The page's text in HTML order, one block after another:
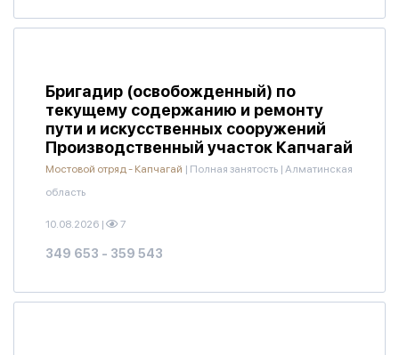
Бригадир (освобожденный) по
текущему содержанию и ремонту
пути и искусственных сооружений
Производственный участок Капчагай
Мостовой отряд - Капчагай | Полная занятость | Алматинская
область
10.08.2026 | 7
349 653 - 359 543